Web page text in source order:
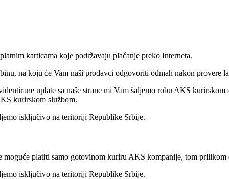
karticama koje podržavaju plaćanje preko Interneta.
na koju će Vam naši prodavci odgovoriti odmah nakon provere
uplate sa naše strane mi Vam šaljemo robu AKS
kurirskom službom.
isključivo na teritoriji Republike Srbije.
platiti samo gotovinom kuriru AKS kompanije, tom
isključivo na teritoriji Republike Srbije.